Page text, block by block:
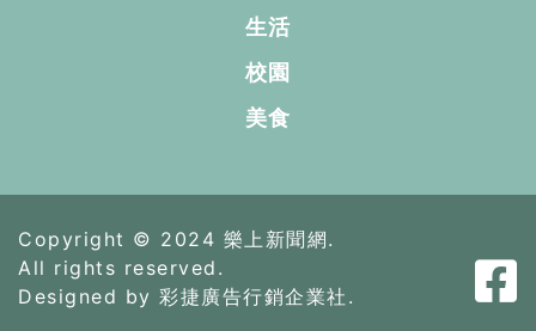
生活
校園
美食
Copyright © 2024 樂上新聞網.
All rights reserved.
Designed by 彩捷廣告行銷企業社.